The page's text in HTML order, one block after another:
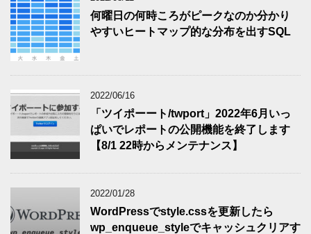
何曜日の何時ころがピークなのか分かり
やすいヒートマップ的な分布を出すSQL
2022/06/16
「ツイポーート/twport」2022年6月いっ
ぱいでレポートの公開機能を終了します
【8/1 22時からメンテナンス】
2022/01/28
WordPressでstyle.cssを更新したら
wp_enqueue_styleでキャッシュクリアす